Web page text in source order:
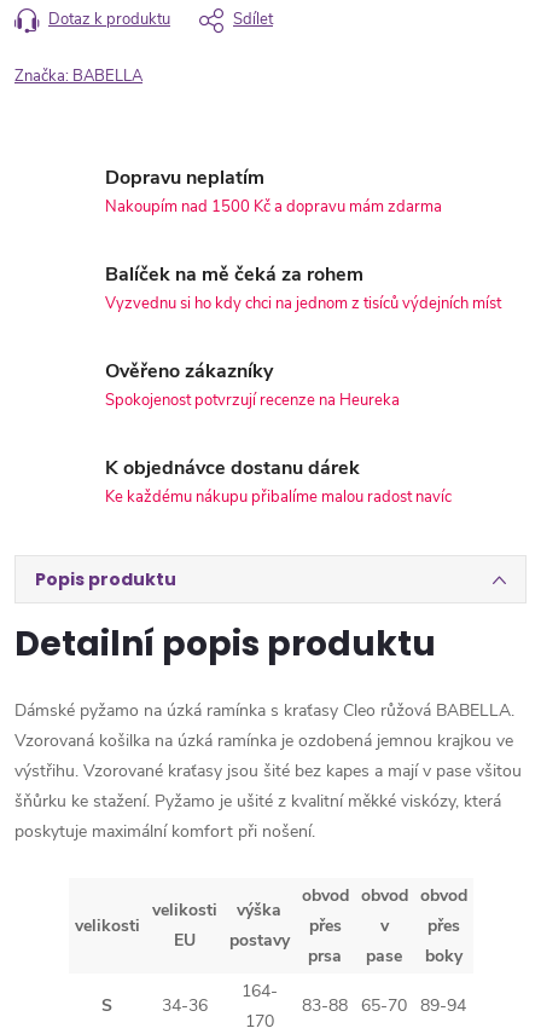
Dotaz k produktu Sdílet
Značka: BABELLA
Dopravu neplatím
Nakoupím nad 1500 Kč a dopravu mám zdarma
Balíček na mě čeká za rohem
Vyzvednu si ho kdy chci na jednom z tisíců výdejních míst
Ověřeno zákazníky
Spokojenost potvrzují recenze na Heureka
K objednávce dostanu dárek
Ke každému nákupu přibalíme malou radost navíc
Popis produktu
Detailní popis produktu
Dámské pyžamo na úzká ramínka s kraťasy Cleo růžová BABELLA.
Vzorovaná košilka na úzká ramínka je ozdobená jemnou krajkou ve
výstřihu. Vzorované kraťasy jsou šité bez kapes a mají v pase všitou
šňůrku ke stažení. Pyžamo je ušité z kvalitní měkké viskózy, která
poskytuje maximální komfort při nošení.
velikosti
velikosti
EU
výška
postavy
obvod
přes
prsa
obvod
v
pase
obvod
přes
boky
S 34-36
164-
170
83-88 65-70 89-94